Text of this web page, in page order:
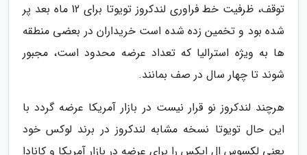
توقف، ظرفیت خط فراوری لندکروز تویوتا برای 12 ماه بعد پر
شده بود و تخمین زده شده است خریداران در بعضی منطقه
ها به ویژه استرالیا که تعداد عرضه محدود است، مجبور
شوند تا چهار سال در صف بمانند.
هرچند لندکروز نو قرار نیست در بازار آمریکا عرضه گردد با
این حال تویوتا نسخه مشابه لندکروز در برند لوکس خود
یعنی لکسوس ال ایکس را برای عرضه در بازار آمریکا و کانادا